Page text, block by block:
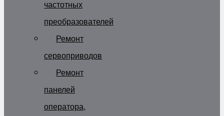
частотных
преобразователей
Ремонт
сервоприводов
Ремонт
панелей
оператора,